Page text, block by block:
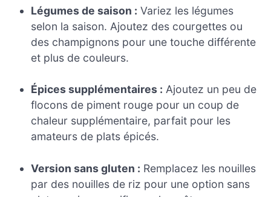
Légumes de saison : Variez les légumes
selon la saison. Ajoutez des courgettes ou
des champignons pour une touche différente
et plus de couleurs.
Épices supplémentaires : Ajoutez un peu de
flocons de piment rouge pour un coup de
chaleur supplémentaire, parfait pour les
amateurs de plats épicés.
Version sans gluten : Remplacez les nouilles
par des nouilles de riz pour une option sans